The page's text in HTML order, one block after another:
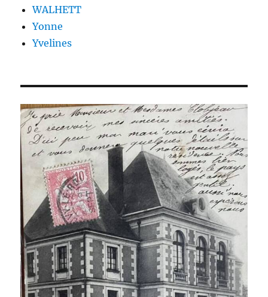
WALHETT
Yonne
Yvelines